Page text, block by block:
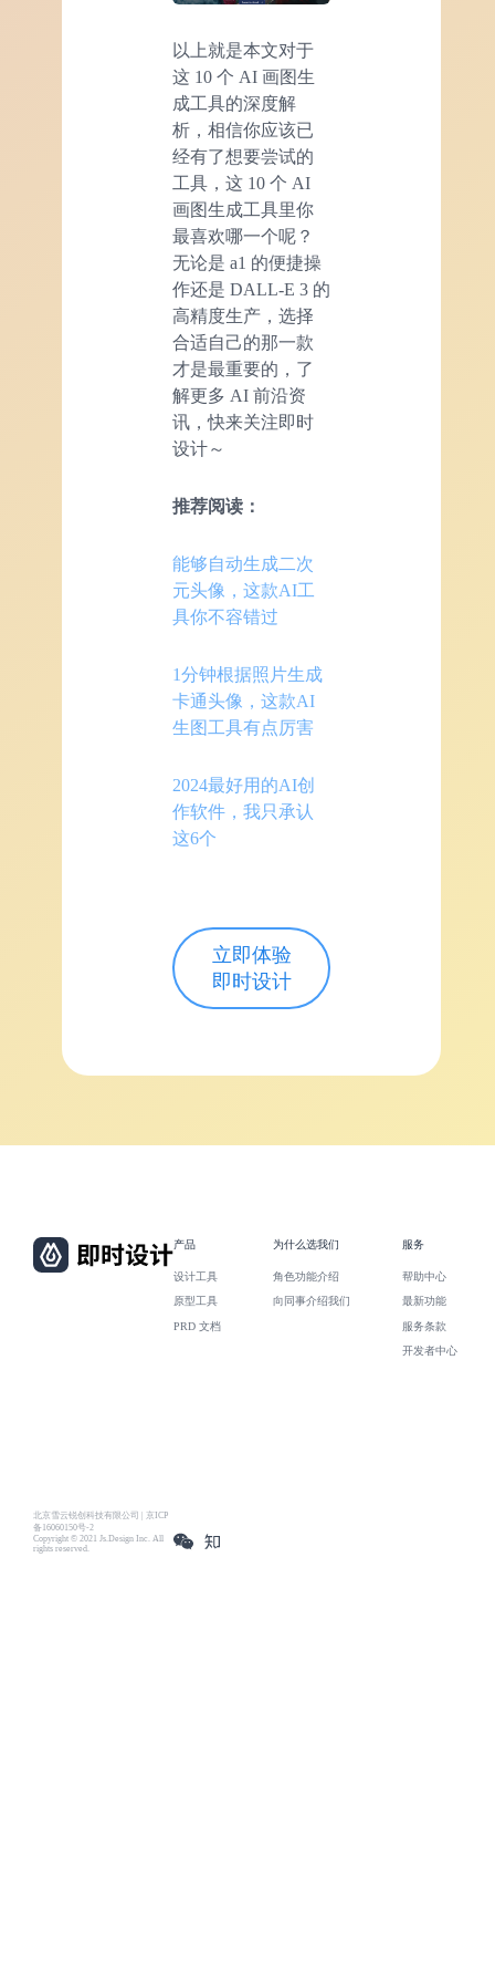
以上就是本文对于
这 10 个 AI 画图生
成工具的深度解
析，相信你应该已
经有了想要尝试的
工具，这 10 个 AI
画图生成工具里你
最喜欢哪一个呢？
无论是 a1 的便捷操
作还是 DALL-E 3 的
高精度生产，选择
合适自己的那一款
才是最重要的，了
解更多 AI 前沿资
讯，快来关注即时
设计～
推荐阅读：
能够自动生成二次
元头像，这款AI工
具你不容错过
1分钟根据照片生成
卡通头像，这款AI
生图工具有点厉害
2024最好用的AI创
作软件，我只承认
这6个
立即体验
即时设计
北京雪云锐创科技有限公司 | 京ICP
备16060150号-2
Copyright © 2021 Js.Design Inc. All
rights reserved.
产品
设计工具
原型工具
PRD 文档
为什么选我们
角色功能介绍
向同事介绍我们
服务
帮助中心
最新功能
服务条款
开发者中心